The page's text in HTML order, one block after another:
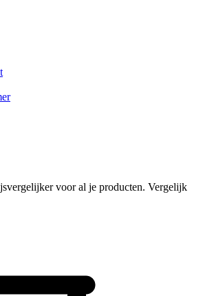
voor al je producten. Vergelijk